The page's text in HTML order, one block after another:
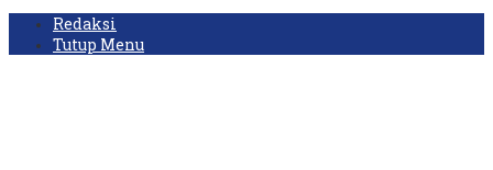
Redaksi
Tutup Menu